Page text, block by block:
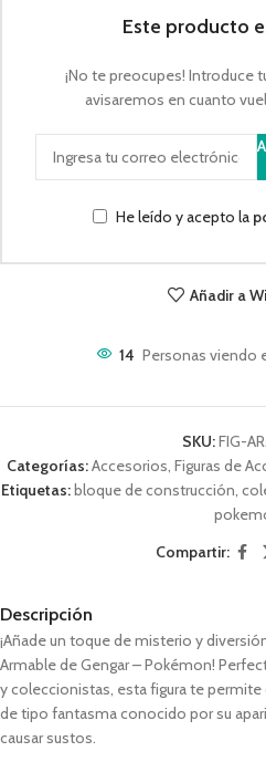
Este producto
¡No te preocupes! Introduce
avisaremos en cuanto
He leído y acepto la
Añadir a
14 Personas viendo
SKU:FIG-
Categorías:Accesorios, Figuras de
Etiquetas:bloque de construcción,
Compartir:
Descripción
¡Añade un toque de misterio y
Armable de Gengar – Pokémon!
y coleccionistas, esta figura te permite
de tipo fantasma conocido por su
causar sustos.